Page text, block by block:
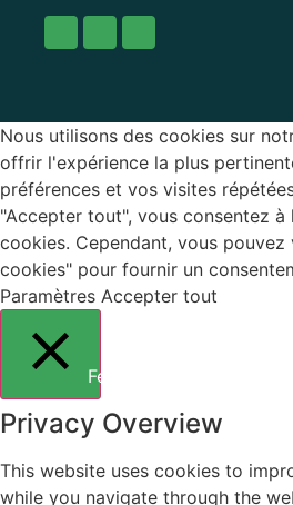
Nous utilisons des cookies sur
offrir l'expérience la plus
préférences et vos visites
"Accepter tout", vous consentez
cookies. Cependant, vous pouvez
cookies" pour fournir un
Paramètres Accepter tout
Fermer
Privacy Overview
This website uses cookies to
while you navigate through the